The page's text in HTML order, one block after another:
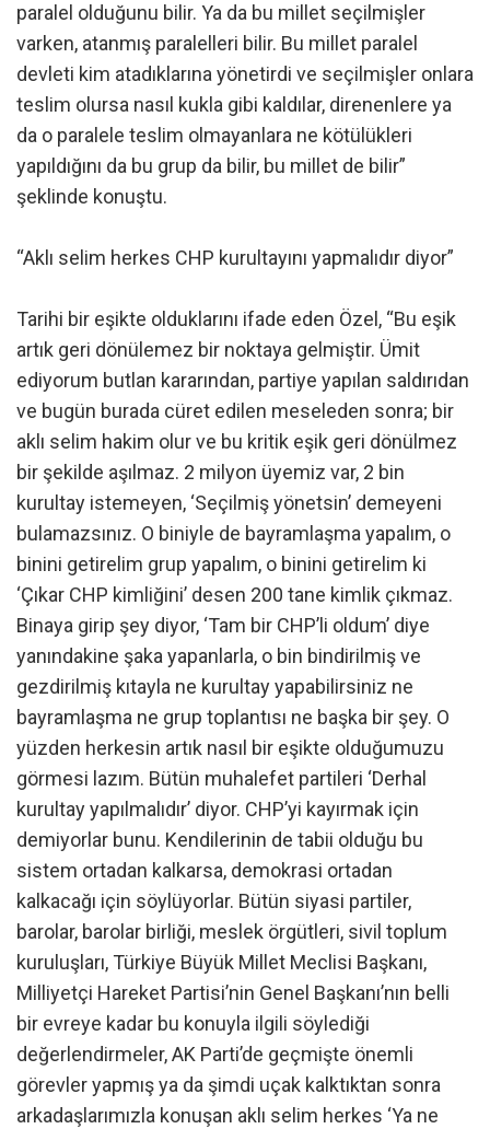
paralel olduğunu bilir. Ya da bu millet seçilmişler
varken, atanmış paralelleri bilir. Bu millet paralel
devleti kim atadıklarına yönetirdi ve seçilmişler onlara
teslim olursa nasıl kukla gibi kaldılar, direnenlere ya
da o paralele teslim olmayanlara ne kötülükleri
yapıldığını da bu grup da bilir, bu millet de bilir”
şeklinde konuştu.
“Aklı selim herkes CHP kurultayını yapmalıdır diyor”
Tarihi bir eşikte olduklarını ifade eden Özel, “Bu eşik
artık geri dönülemez bir noktaya gelmiştir. Ümit
ediyorum butlan kararından, partiye yapılan saldırıdan
ve bugün burada cüret edilen meseleden sonra; bir
aklı selim hakim olur ve bu kritik eşik geri dönülmez
bir şekilde aşılmaz. 2 milyon üyemiz var, 2 bin
kurultay istemeyen, ‘Seçilmiş yönetsin’ demeyeni
bulamazsınız. O biniyle de bayramlaşma yapalım, o
binini getirelim grup yapalım, o binini getirelim ki
‘Çıkar CHP kimliğini’ desen 200 tane kimlik çıkmaz.
Binaya girip şey diyor, ‘Tam bir CHP’li oldum’ diye
yanındakine şaka yapanlarla, o bin bindirilmiş ve
gezdirilmiş kıtayla ne kurultay yapabilirsiniz ne
bayramlaşma ne grup toplantısı ne başka bir şey. O
yüzden herkesin artık nasıl bir eşikte olduğumuzu
görmesi lazım. Bütün muhalefet partileri ‘Derhal
kurultay yapılmalıdır’ diyor. CHP’yi kayırmak için
demiyorlar bunu. Kendilerinin de tabii olduğu bu
sistem ortadan kalkarsa, demokrasi ortadan
kalkacağı için söylüyorlar. Bütün siyasi partiler,
barolar, barolar birliği, meslek örgütleri, sivil toplum
kuruluşları, Türkiye Büyük Millet Meclisi Başkanı,
Milliyetçi Hareket Partisi’nin Genel Başkanı’nın belli
bir evreye kadar bu konuyla ilgili söylediği
değerlendirmeler, AK Parti’de geçmişte önemli
görevler yapmış ya da şimdi uçak kalktıktan sonra
arkadaşlarımızla konuşan aklı selim herkes ‘Ya ne